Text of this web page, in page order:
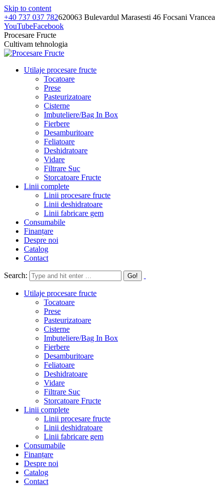
Skip to content
+40 737 037 782620063 Bulevardul Marasesti 46 Focsani Vrancea
YouTubeFacebook
Procesare Fructe
Cultivam tehnologia
Utilaje procesare fructe
Tocatoare
Prese
Pasteurizatoare
Cisterne
Imbuteliere/Bag In Box
Fierbere
Desamburitoare
Feliatoare
Deshidratoare
Vidare
Filtrare Suc
Storcatoare Fructe
Linii complete
Linii procesare fructe
Linii deshidratoare
Linii fabricare gem
Consumabile
Finanțare
Despre noi
Catalog
Contact
Search:
Utilaje procesare fructe
Tocatoare
Prese
Pasteurizatoare
Cisterne
Imbuteliere/Bag In Box
Fierbere
Desamburitoare
Feliatoare
Deshidratoare
Vidare
Filtrare Suc
Storcatoare Fructe
Linii complete
Linii procesare fructe
Linii deshidratoare
Linii fabricare gem
Consumabile
Finanțare
Despre noi
Catalog
Contact